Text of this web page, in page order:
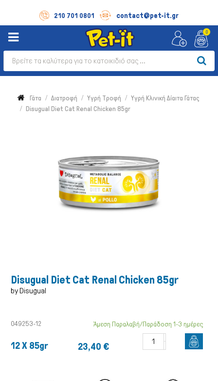
210 701 0801 contact@pet-it.gr
Σκύλος
0
Γάτα Διατροφή Υγρή Τροφή
Υγρή Κλινική Δίαιτα Γάτας
Disugual Diet Cat Renal Chicken 85gr
Disugual Diet Cat Renal Chicken 85gr
by Disugual
12 X 85gr
049253-12 Άμεση Παραλαβή/Παράδοση 1-3 ημέρες
23,40 €